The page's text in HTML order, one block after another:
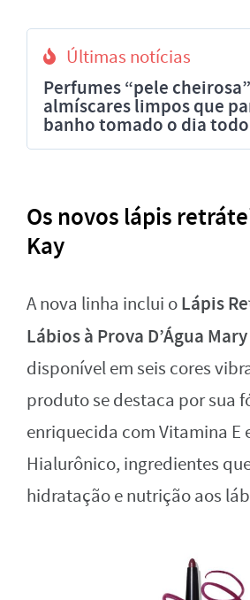
Últimas notícias
Perfumes “pele
almíscares limpos que
banho tomado o dia todo
Os novos lápis
Kay
A nova linha inclui oLápis
Lábios à Prova D’Água
disponível em seis cores
produto se destaca por sua
enriquecida com Vitamina E
Hialurônico, ingredientes
hidratação e nutrição aos